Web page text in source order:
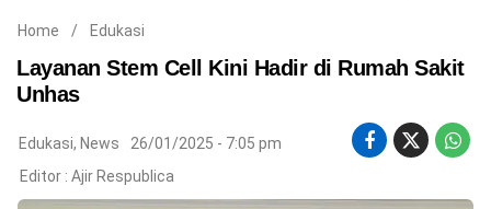
©
Copyright
2026
Respublica
.
Home / Edukasi
Layanan Stem Cell Kini Hadir di Rumah Sakit
Unhas
Edukasi, News
26/01/2025 - 7:05 pm
Editor : Ajir Respublica